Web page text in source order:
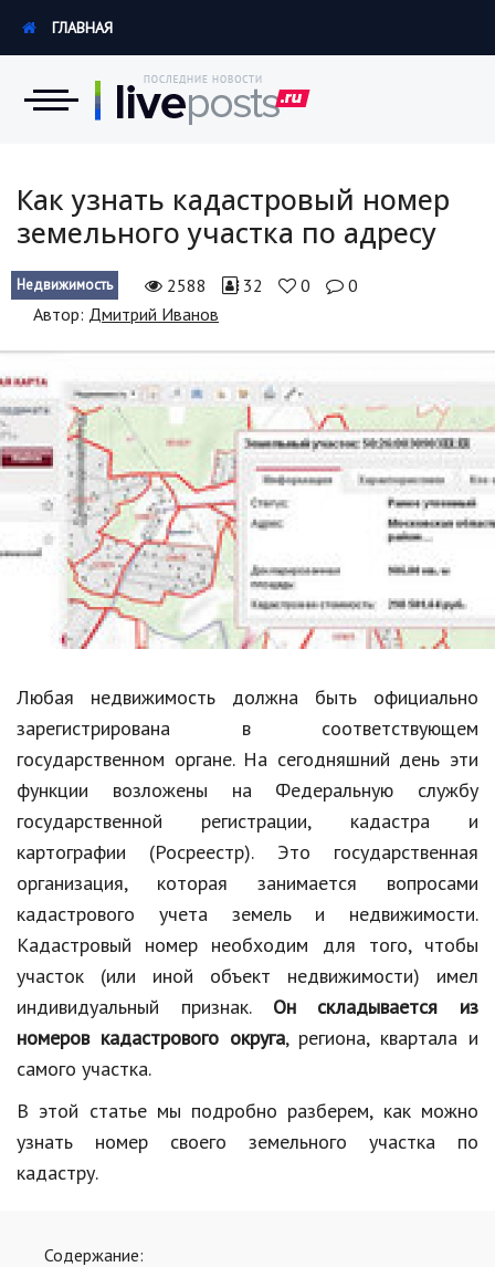
Экономика
Происшествия
Россия
Наука и техника
Политика
Образование
В мире
Культура
Авто, мото
Спорт
Знаменитости
Статьи
Обзоры
Рецепты
Красота и здоровье
Hi-Tech. Интернет
Авто, мото
Дом и сад
Спорт и фитнес
ГЛАВНАЯ
Как узнать кадастровый номер
земельного участка по адресу
Недвижимость 2588 32 0
0
Автор: Дмитрий Иванов
Любая недвижимость должна быть официально
зарегистрирована в соответствующем
государственном органе. На сегодняшний день эти
функции возложены на Федеральную службу
государственной регистрации, кадастра и
картографии (Росреестр). Это государственная
организация, которая занимается вопросами
кадастрового учета земель и недвижимости.
Кадастровый номер необходим для того, чтобы
участок (или иной объект недвижимости) имел
индивидуальный признак. Он складывается из
номеров кадастрового округа, региона, квартала и
самого участка.
В этой статье мы подробно разберем, как можно
узнать номер своего земельного участка по
кадастру.
Содержание: